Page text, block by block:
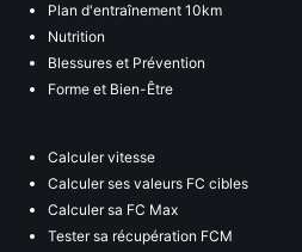
Plan d'entraînement 10km
Nutrition
Blessures et Prévention
Forme et Bien-Être
Calculer vitesse
Calculer ses valeurs FC cibles
Calculer sa FC Max
Tester sa récupération FCM